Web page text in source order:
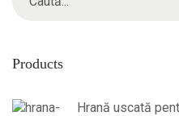
Products
Hrană uscată